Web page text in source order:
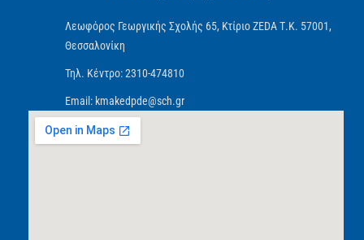
Λεωφόρος Γεωργικής Σχολής 65, Κτίριο ZEDA Τ.Κ. 57001,
Θεσσαλονίκη
Τηλ. Κέντρο: 2310-474810
Email: kmakedpde@sch.gr